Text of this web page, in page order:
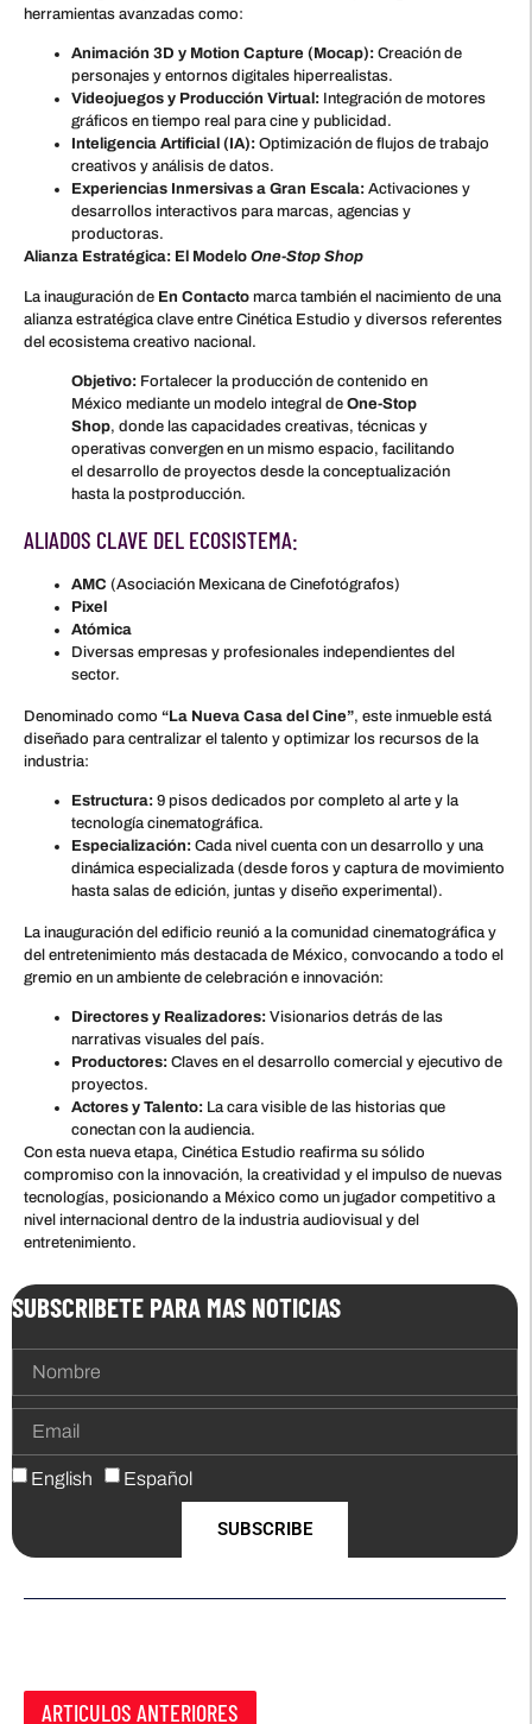
herramientas avanzadas como:
Animación 3D y Motion Capture (Mocap): Creación de
personajes y entornos digitales hiperrealistas.
Videojuegos y Producción Virtual: Integración de motores
gráficos en tiempo real para cine y publicidad.
Inteligencia Artificial (IA): Optimización de flujos de trabajo
creativos y análisis de datos.
Experiencias Inmersivas a Gran Escala: Activaciones y
desarrollos interactivos para marcas, agencias y
productoras.
Alianza Estratégica: El Modelo One-Stop Shop
La inauguración de En Contacto marca también el nacimiento de una
alianza estratégica clave entre Cinética Estudio y diversos referentes
del ecosistema creativo nacional.
Objetivo: Fortalecer la producción de contenido en
México mediante un modelo integral de One-Stop
Shop, donde las capacidades creativas, técnicas y
operativas convergen en un mismo espacio, facilitando
el desarrollo de proyectos desde la conceptualización
hasta la postproducción.
ALIADOS CLAVE DEL ECOSISTEMA:
AMC (Asociación Mexicana de Cinefotógrafos)
Pixel
Atómica
Diversas empresas y profesionales independientes del
sector.
Denominado como “La Nueva Casa del Cine”, este inmueble está
diseñado para centralizar el talento y optimizar los recursos de la
industria:
Estructura: 9 pisos dedicados por completo al arte y la
tecnología cinematográfica.
Especialización: Cada nivel cuenta con un desarrollo y una
dinámica especializada (desde foros y captura de movimiento
hasta salas de edición, juntas y diseño experimental).
La inauguración del edificio reunió a la comunidad cinematográfica y
del entretenimiento más destacada de México, convocando a todo el
gremio en un ambiente de celebración e innovación:
Directores y Realizadores: Visionarios detrás de las
narrativas visuales del país.
Productores: Claves en el desarrollo comercial y ejecutivo de
proyectos.
Actores y Talento: La cara visible de las historias que
conectan con la audiencia.
Con esta nueva etapa, Cinética Estudio reafirma su sólido
compromiso con la innovación, la creatividad y el impulso de nuevas
tecnologías, posicionando a México como un jugador competitivo a
nivel internacional dentro de la industria audiovisual y del
entretenimiento.
SUBSCRIBETE PARA MAS NOTICIAS
English Español
SUBSCRIBE
ARTICULOS ANTERIORES